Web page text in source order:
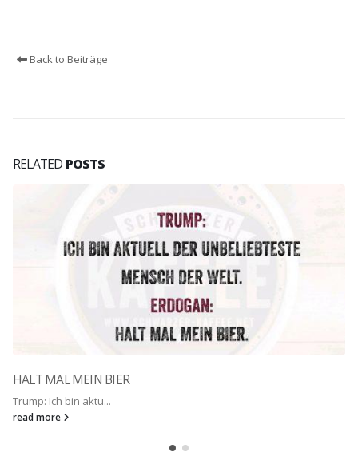
Back to Beiträge
RELATED POSTS
HALT MAL MEIN BIER
Trump: Ich bin aktu...
read more